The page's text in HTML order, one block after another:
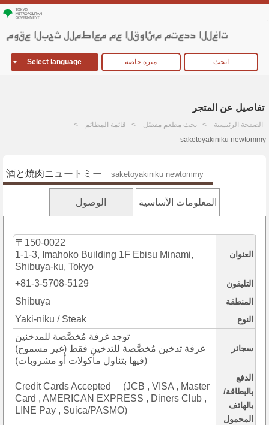
Select language ميزة خاصة ابحث
تفاصيل عن المتجر
الصفحة الرئيسية بحث مطعم مفصّل
قائمة المطائم
saketoyakiniku newtommy
酒と焼肉ニュートミー saketoyakiniku newtommy
المعلومات الأساسية الوصول
العنوان
〒150-0022
1-1-3, Imahoko Building 1F Ebisu Minami,
Shibuya-ku, Tokyo
التليفون +81-3-5708-5129
المنطقة Shibuya
النوع Yaki-niku / Steak
سجائر
توجد غرفة مُخصَّصة للمدخنين
(غرفة تدخين مُخصَّصة للتدخين فقط (غير مسموح
فيها بتناول مأكولات أو مشروبات))
الدفع
بالبطاقة/
بالهاتف
المحمول
Credit Cards Accepted (JCB , VISA , Master
Card , AMERICAN EXPRESS , Diners Club ,
LINE Pay , Suica/PASMO)